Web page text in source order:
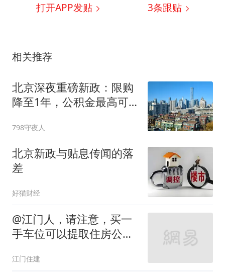
打开APP发贴 3条跟贴
相关推荐
北京深夜重磅新政：限购
降至1年，公积金最高可
798守夜人
北京新政与贴息传闻的落
差
好猫财经
@江门人，请注意，买一
手车位可以提取住房公积
江门住建